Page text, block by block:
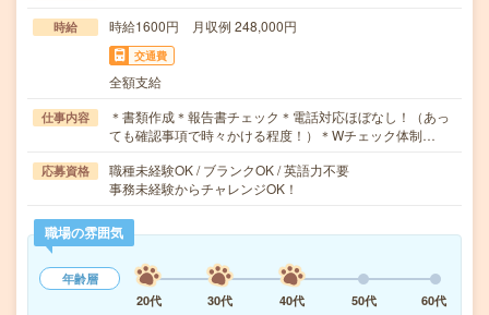
時給 時給1600円 月収例 248,000円
交通費
全額支給
仕事内容
＊書類作成＊報告書チェック＊電話対応ほぼなし！（あっ
ても確認事項で時々かける程度！）＊Wチェック体制…
応募資格
職種未経験OK / ブランクOK / 英語力不要
事務未経験からチャレンジOK！
職場の雰囲気
年齢層
20代
30代 40代 50代
60代